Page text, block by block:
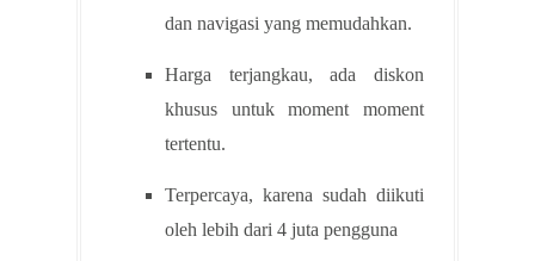
dan navigasi yang memudahkan.
Harga terjangkau, ada diskon
khusus untuk moment moment
tertentu.
Terpercaya, karena sudah diikuti
oleh lebih dari 4 juta pengguna